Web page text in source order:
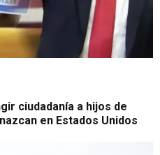
ciudadanía a hijos de
en Estados Unidos